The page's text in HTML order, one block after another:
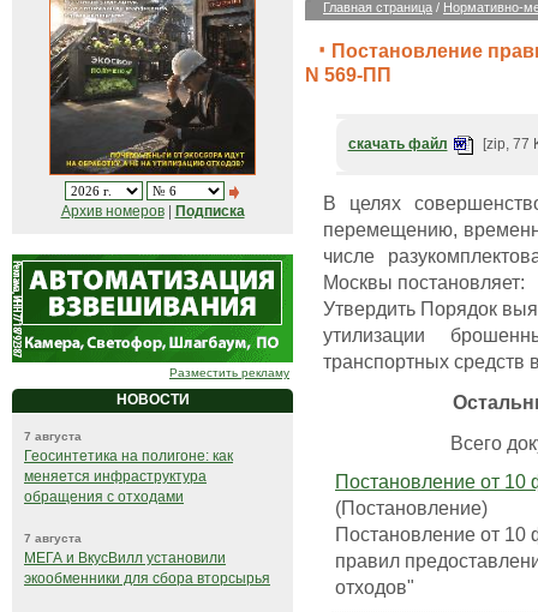
Архив номеров| Подписка
Разместить рекламу
НОВОСТИ
7 августа
Геосинтетика на полигоне: как
меняется инфраструктура
обращения с отходами
7 августа
МЕГА и ВкусВилл установили
экообменники для сбора вторсырья
Главная страница / Нормативно-
Постановление
N 569-ПП
скачать файл [zip, 77
В целях
перемещению,
числе
Москвы постановляет:
Утвердить Порядок
утилизации
транспортных средств
Всего
Постановление от 10
(Постановление)
Постановление от 10
правил
отходов"